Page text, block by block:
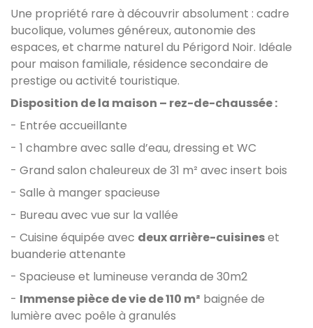
Une propriété rare à découvrir absolument : cadre
bucolique, volumes généreux, autonomie des
espaces, et charme naturel du Périgord Noir. Idéale
pour maison familiale, résidence secondaire de
prestige ou activité touristique.
Disposition de la maison – rez-de-chaussée :
- Entrée accueillante
- 1 chambre avec salle d’eau, dressing et WC
- Grand salon chaleureux de 31 m² avec insert bois
- Salle à manger spacieuse
- Bureau avec vue sur la vallée
- Cuisine équipée avec deux arrière-cuisineset
buanderie attenante
- Spacieuse et lumineuse veranda de 30m2
- Immense pièce de vie de 110 m² baignée de
lumière avec poêle à granulés